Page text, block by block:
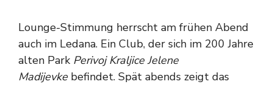
Lounge-Stimmung herrscht am frühen Abend
auch im Ledana. Ein Club, der sich im 200 Jahre
alten Park Perivoj Kraljice Jelene
Madijevkebefindet. Spät abends zeigt das